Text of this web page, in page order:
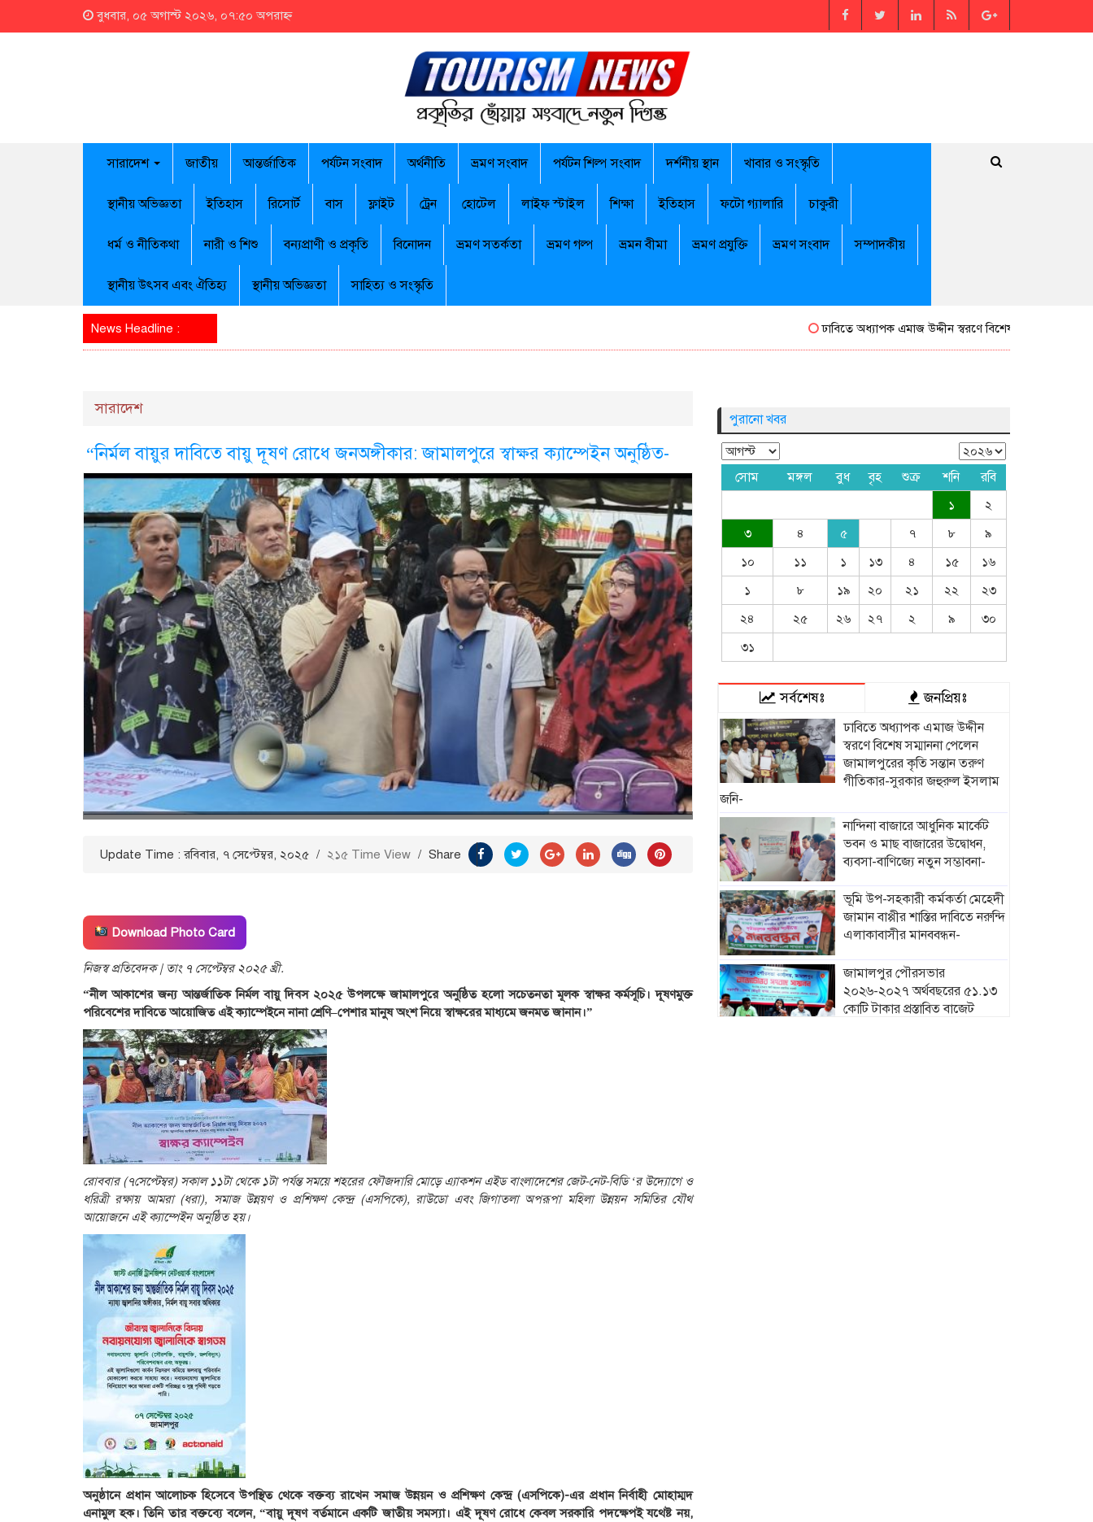
বুধবার, ০৫ অগাস্ট ২০২৬, ০৭:৫০ অপরাহ্ন
সারাদেশ জাতীয় আন্তর্জাতিক পর্যটন সংবাদ অর্থনীতি ভ্রমণ সংবাদ পর্যটন শিল্প সংবাদ দর্শনীয় স্থান খাবার ও সংস্কৃতি
স্থানীয় অভিজ্ঞতা ইতিহাস রিসোর্ট বাস ফ্লাইট ট্রেন হোটেল লাইফ স্টাইল শিক্ষা ইতিহাস ফটো গ্যালারি চাকুরী
ধর্ম ও নীতিকথা নারী ও শিশু বন্যপ্রাণী ও প্রকৃতি বিনোদন ভ্রমণ সতর্কতা ভ্রমণ গল্প ভ্রমন বীমা ভ্রমণ প্রযুক্তি ভ্রমণ সংবাদ সম্পাদকীয়
স্থানীয় উৎসব এবং ঐতিহ্য স্থানীয় অভিজ্ঞতা সাহিত্য ও সংস্কৃতি
News Headline : ঢাবিতে অধ্যাপক এমাজ উদ্দীন স্বরণে বিশেষ সম্মাননা পেলেন
সারাদেশ
“নির্মল বায়ুর দাবিতে বায়ু দূষণ রোধে জনঅঙ্গীকার: জামালপুরে স্বাক্ষর ক্যাম্পেইন অনুষ্ঠিত-
Update Time : রবিবার, ৭ সেপ্টেম্বর, ২০২৫ / ২১৫ Time View / Share
Download Photo Card
নিজস্ব প্রতিবেদক | তাং ৭ সেপ্টেম্বর ২০২৫ খ্রী.
“নীল আকাশের জন্য আন্তর্জাতিক নির্মল বায়ু দিবস ২০২৫ উপলক্ষে জামালপুরে অনুষ্ঠিত হলো সচেতনতা মূলক স্বাক্ষর কর্মসূচি। দূষণমুক্ত
পরিবেশের দাবিতে আয়োজিত এই ক্যাম্পেইনে নানা শ্রেণি–পেশার মানুষ অংশ নিয়ে স্বাক্ষরের মাধ্যমে জনমত জানান।”
রোববার (৭সেপ্টেম্বর) সকাল ১১টা থেকে ১টা পর্যন্ত সময়ে শহরের ফৌজদারি মোড়ে এ্যাকশন এইড বাংলাদেশের জেট-নেট-বিডি ‘র উদ্যোগে ও
ধরিত্রী রক্ষায় আমরা (ধরা), সমাজ উন্নয়ণ ও প্রশিক্ষণ কেন্দ্র (এসপিকে), রাউডো এবং জিগাতলা অপরূপা মহিলা উন্নয়ন সমিতির যৌথ
আয়োজনে এই ক্যাম্পেইন অনুষ্ঠিত হয়।
অনুষ্ঠানে প্রধান আলোচক হিসেবে উপস্থিত থেকে বক্তব্য রাখেন সমাজ উন্নয়ন ও প্রশিক্ষণ কেন্দ্র (এসপিকে)-এর প্রধান নির্বাহী মোহাম্মদ
এনামুল হক। তিনি তার বক্তব্যে বলেন, “বায়ু দূষণ বর্তমানে একটি জাতীয় সমস্যা। এই দূষণ রোধে কেবল সরকারি পদক্ষেপই যথেষ্ট নয়,
পুরানো খবর
সোম মঙ্গল বুধ বৃহ শুক্র শনি রবি
১
২
৩
৪ ৫ ৭ ৮
৯
১০
১১ ১ ১৩ ৪ ১৫
১৬
১
৮ ১৯ ২০ ২১ ২২
২৩
২৪
২৫ ২৬ ২৭ ২ ৯
৩০
৩১
সর্বশেষঃ জনপ্রিয়ঃ
ঢাবিতে অধ্যাপক এমাজ উদ্দীন
স্বরণে বিশেষ সম্মাননা পেলেন
জামালপুরের কৃতি সন্তান তরুণ
গীতিকার-সুরকার জহুরুল ইসলাম
জনি-
নান্দিনা বাজারে আধুনিক মার্কেট
ভবন ও মাছ বাজারের উদ্বোধন,
ব্যবসা-বাণিজ্যে নতুন সম্ভাবনা-
ভূমি উপ-সহকারী কর্মকর্তা মেহেদী
জামান বাপ্পীর শাস্তির দাবিতে নরুন্দি
এলাকাবাসীর মানববন্ধন-
জামালপুর পৌরসভার
২০২৬-২০২৭ অর্থবছরের ৫১.১৩
কোটি টাকার প্রস্তাবিত বাজেট